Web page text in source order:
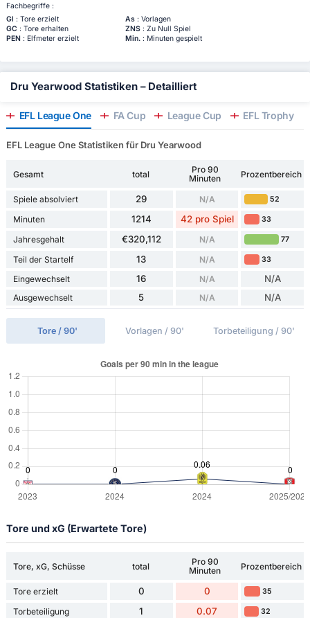
Fachbegriffe :
Gl : Tore erzielt As: Vorlagen
GC : Tore erhalten ZNS: Zu Null Spiel
PEN: Elfmeter erzielt Min.: Minuten gespielt
Dru Yearwood Statistiken – Detailliert
EFL League One FA Cup League Cup EFL Trophy
EFL League One Statistiken für Dru Yearwood
Gesamt total
Pro 90
Minuten
Prozentbereich
Spiele absolviert 29 N/A 52
Minuten 1214 42 pro Spiel 33
Jahresgehalt €320,112 N/A 77
Teil der Startelf 13 N/A 33
Eingewechselt 16 N/A N/A
Ausgewechselt 5 N/A N/A
Tore / 90' Vorlagen / 90' Torbeteiligung / 90'
Tore und xG (Erwartete Tore)
Tore, xG, Schüsse total
Pro 90
Minuten
Prozentbereich
Tore erzielt 0 0 35
Torbeteiligung 1 0.07 32